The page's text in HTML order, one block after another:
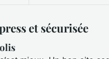
et sécurisée